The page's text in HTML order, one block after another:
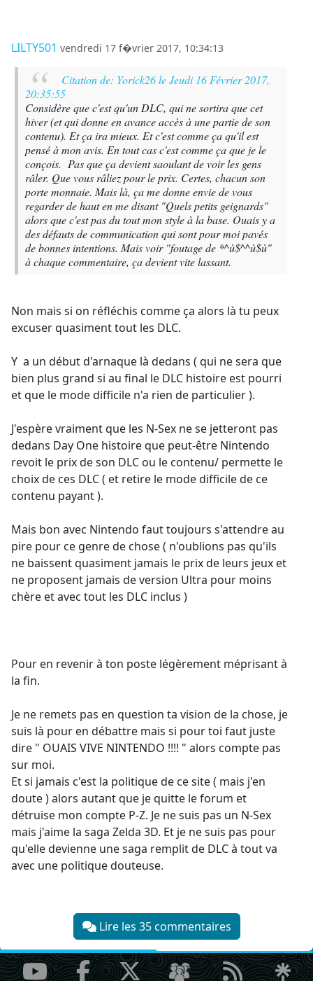
LILTY501 vendredi 17 f�vrier 2017, 10:34:13
Citation de: Yorick26 le Jeudi 16 Février 2017,
20:35:55
Considère que c'est qu'un DLC, qui ne sortira que cet
hiver (et qui donne en avance accès à une partie de son
contenu). Et ça ira mieux. Et c'est comme ça qu'il est
pensé à mon avis. En tout cas c'est comme ça que je le
conçois. Pas que ça devient saoulant de voir les gens
râler. Que vous râliez pour le prix. Certes, chacun son
porte monnaie. Mais là, ça me donne envie de vous
regarder de haut en me disant "Quels petits geignards"
alors que c'est pas du tout mon style à la base. Ouais y a
des défauts de communication qui sont pour moi pavés
de bonnes intentions. Mais voir "foutage de *^ù$^^ù$ù"
à chaque commentaire, ça devient vite lassant.
Non mais si on réfléchis comme ça alors là tu peux
excuser quasiment tout les DLC.
Y a un début d'arnaque là dedans ( qui ne sera que
bien plus grand si au final le DLC histoire est pourri
et que le mode difficile n'a rien de particulier ).
J'espère vraiment que les N-Sex ne se jetteront pas
dedans Day One histoire que peut-être Nintendo
revoit le prix de son DLC ou le contenu/ permette le
choix de ces DLC ( et retire le mode difficile de ce
contenu payant ).
Mais bon avec Nintendo faut toujours s'attendre au
pire pour ce genre de chose ( n'oublions pas qu'ils
ne baissent quasiment jamais le prix de leurs jeux et
ne proposent jamais de version Ultra pour moins
chère et avec tout les DLC inclus )
Pour en revenir à ton poste légèrement méprisant à
la fin.
Je ne remets pas en question ta vision de la chose, je
suis là pour en débattre mais si pour toi faut juste
dire " OUAIS VIVE NINTENDO !!!! " alors compte pas
sur moi.
Et si jamais c'est la politique de ce site ( mais j'en
doute ) alors autant que je quitte le forum et
détruise mon compte P-Z. Je ne suis pas un N-Sex
mais j'aime la saga Zelda 3D. Et je ne suis pas pour
qu'elle devienne une saga remplit de DLC à tout va
avec une politique douteuse.
Lire les 35 commentaires